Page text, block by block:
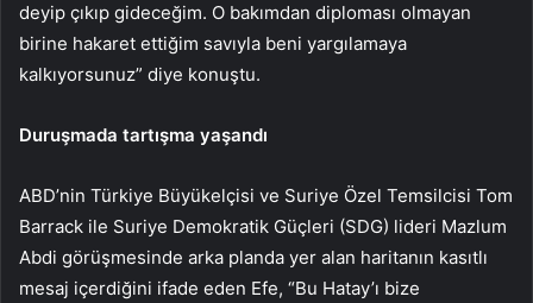
deyip çıkıp gideceğim. O bakımdan diploması olmayan
birine hakaret ettiğim savıyla beni yargılamaya
kalkıyorsunuz” diye konuştu.
Duruşmada tartışma yaşandı
ABD’nin Türkiye Büyükelçisi ve Suriye Özel Temsilcisi Tom
Barrack ile Suriye Demokratik Güçleri (SDG) lideri Mazlum
Abdi görüşmesinde arka planda yer alan haritanın kasıtlı
mesaj içerdiğini ifade eden Efe, “Bu Hatay’ı bize